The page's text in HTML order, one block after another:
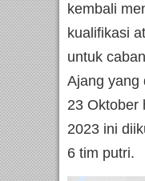
kembali
kualifikasi
untuk
Ajang yang
23 Oktober
2023 ini
6 tim putri.